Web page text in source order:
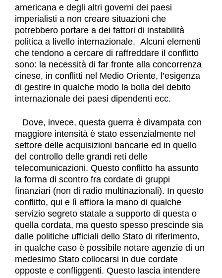
americana e degli altri governi dei paesi
imperialisti a non creare situazioni che
potrebbero portare a dei fattori di instabilità
politica a livello internazionale. Alcuni elementi
che tendono a cercare di raffreddare il conflitto
sono: la necessità di far fronte alla concorrenza
cinese, in conflitti nel Medio Oriente, l’esigenza
di gestire in qualche modo la bolla del debito
internazionale dei paesi dipendenti ecc.
Dove, invece, questa guerra è divampata con
maggiore intensità è stato essenzialmente nel
settore delle acquisizioni bancarie ed in quello
del controllo delle grandi reti delle
telecomunicazioni. Questo conflitto ha assunto
la forma di scontro fra cordate di gruppi
finanziari (non di radio multinazionali). In questo
conflitto, qui e lì affiora la mano di qualche
servizio segreto statale a supporto di questa o
quella cordata, ma questo spesso prescinde sia
dalle politiche ufficiali dello Stato di riferimento,
in qualche caso è possibile notare agenzie di un
medesimo Stato collocarsi in due cordate
opposte e confliggenti. Questo lascia intendere